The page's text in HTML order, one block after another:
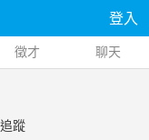
登入
徵才 聊天
蹤